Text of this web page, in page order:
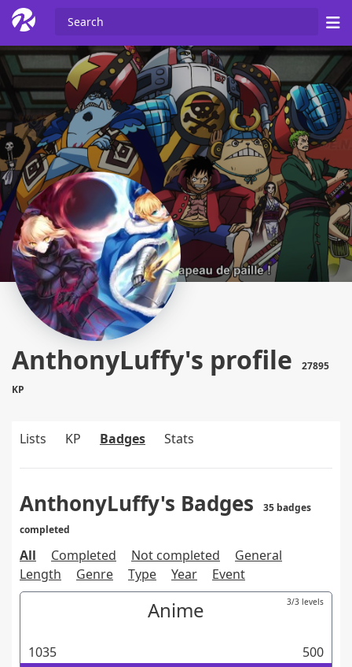
AnthonyLuffy's profile
27895
KP
Lists KP Badges Stats
AnthonyLuffy's Badges
35 badges
completed
All Completed Not completed
General
Length
Genre Type Year Event
Anime 3/3 levels
1035 500